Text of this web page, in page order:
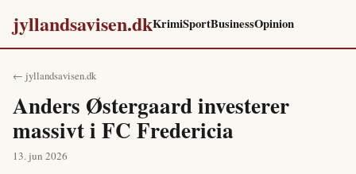
jyllandsavisen.dkKrimiSportBusinessOpinion
← jyllandsavisen.dk
Anders Østergaard investerer
massivt i FC Fredericia
13. jun 2026